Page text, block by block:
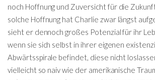
noch Hoffnung und Zuversicht für die
solche Hoffnung hat Charlie zwar längst
sieht er dennoch großes Potenzial für ihr
wenn sie sich selbst in ihrer eigenen
Abwärtsspirale befindet, diese nicht
vielleicht so naiv wie der amerikanische